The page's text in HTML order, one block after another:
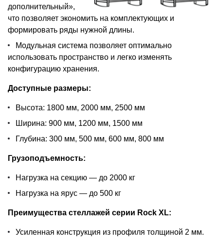
дополнительный»,
что позволяет экономить на комплектующих и
формировать ряды нужной длины.
Модульная система позволяет оптимально
использовать пространство и легко изменять
конфигурацию хранения.
Доступные размеры:
Высота: 1800 мм, 2000 мм, 2500 мм
Ширина: 900 мм, 1200 мм, 1500 мм
Глубина: 300 мм, 500 мм, 600 мм, 800 мм
Грузоподъемность:
Нагрузка на секцию — до 2000 кг
Нагрузка на ярус — до 500 кг
Преимущества стеллажей серии Rock XL:
Усиленная конструкция из профиля толщиной 2 мм.